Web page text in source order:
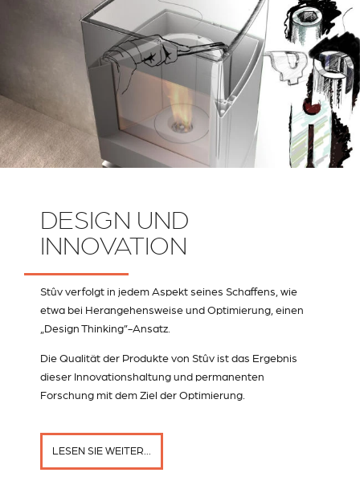
DESIGN UND
INNOVATION
Stûv verfolgt in jedem Aspekt seines Schaffens, wie
etwa bei Herangehensweise und Optimierung, einen
„Design Thinking”-Ansatz.
Die Qualität der Produkte von Stûv ist das Ergebnis
dieser Innovationshaltung und permanenten
Forschung mit dem Ziel der Optimierung.
LESEN SIE WEITER...